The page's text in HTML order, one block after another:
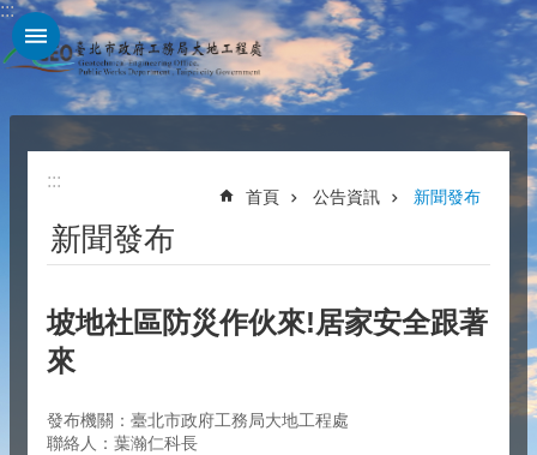
跳到主要內容區塊
:::
:::
首頁 公告資訊 新聞發布
新聞發布
坡地社區防災作伙來!居家安全跟著
來
發布機關：臺北市政府工務局大地工程處
聯絡人：葉瀚仁科長